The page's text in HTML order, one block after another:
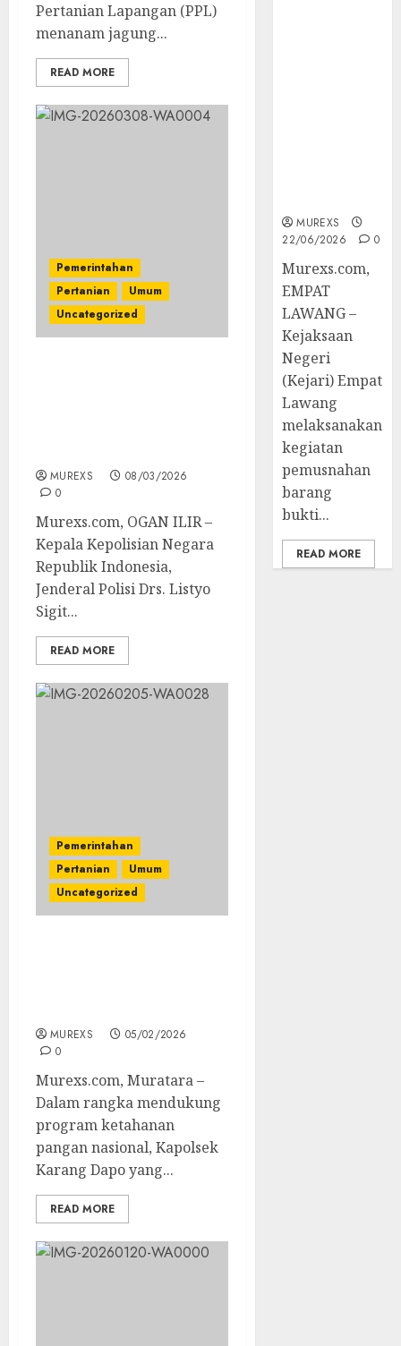
Pertanian Lapangan (PPL)
menanam jagung...
READ MORE
Pemerintahan
Pertanian
Umum
Uncategorized
MUREXS
08/03/2026
0
Murexs.com, OGAN ILIR –
Kepala Kepolisian Negara
Republik Indonesia,
Jenderal Polisi Drs. Listyo
Sigit...
READ MORE
Pemerintahan
Pertanian
Umum
Uncategorized
MUREXS
05/02/2026
0
Murexs.com, Muratara –
Dalam rangka mendukung
program ketahanan
pangan nasional, Kapolsek
Karang Dapo yang...
READ MORE
MUREXS
22/06/2026
0
‎Murexs.com,
EMPAT
LAWANG –
Kejaksaan
Negeri
(Kejari) Empat
Lawang
melaksanakan
kegiatan
pemusnahan
barang
bukti...
READ MORE